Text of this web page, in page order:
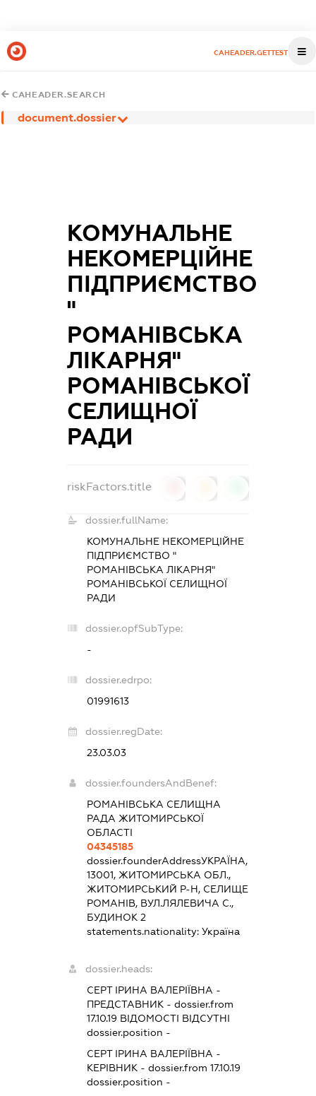
CAHEADER.GETTEST
CAHEADER.SEARCH
document.dossier
КОМУНАЛЬНЕ
НЕКОМЕРЦІЙНЕ
ПІДПРИЄМСТВО
"
РОМАНІВСЬКА
ЛІКАРНЯ"
РОМАНІВСЬКОЇ
СЕЛИЩНОЇ
РАДИ
riskFactors.title
dossier.fullName:
КОМУНАЛЬНЕ НЕКОМЕРЦІЙНЕ
ПІДПРИЄМСТВО "
РОМАНІВСЬКА ЛІКАРНЯ"
РОМАНІВСЬКОЇ СЕЛИЩНОЇ
РАДИ
dossier.opfSubType:
-
dossier.edrpo:
01991613
dossier.regDate:
23.03.03
dossier.foundersAndBenef:
РОМАНІВСЬКА СЕЛИЩНА
РАДА ЖИТОМИРСЬКОЇ
ОБЛАСТІ
04345185
dossier.founderAddressУКРАЇНА,
13001, ЖИТОМИРСЬКА ОБЛ.,
ЖИТОМИРСЬКИЙ Р-Н, СЕЛИЩЕ
РОМАНІВ, ВУЛ.ЛЯЛЕВИЧА С.,
БУДИНОК 2
statements.nationality: Україна
dossier.heads:
СЕРТ ІРИНА ВАЛЕРІЇВНА -
ПРЕДСТАВНИК- dossier.from
17.10.19 ВІДОМОСТІ ВІДСУТНІ
dossier.position -
СЕРТ ІРИНА ВАЛЕРІЇВНА -
КЕРІВНИК- dossier.from 17.10.19
dossier.position -